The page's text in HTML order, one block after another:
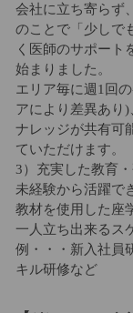
会社に立ち寄らず
のことで「少しで
く医師のサポート
始まりました。
エリア毎に週1回
アにより差異あり
ナレッジが共有可
ていただけます。
3）充実した教育
未経験から活躍で
教材を使用した座
一人立ち出来るス
例・・・新入社員
キル研修など